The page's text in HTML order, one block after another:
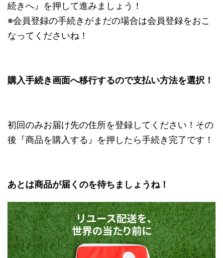
続きへ』を押して進みましょう！
※会員登録の手続きがまだの場合は会員登録をおこ
なってくださいね！
購入手続き画面へ移行するので支払い方法を選択！
初回のみお届け先の住所を登録してください！その
後『商品を購入する』を押したら手続き完了です！
あとは商品が届くのを待ちましょうね！